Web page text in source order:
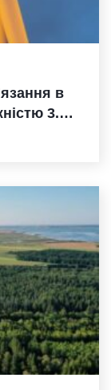
в
3.8